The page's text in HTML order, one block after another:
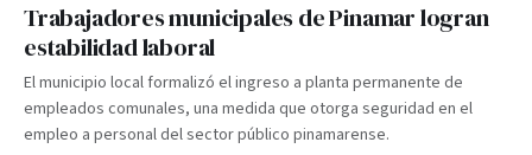
Trabajadores municipales de Pinamar logran
estabilidad laboral
El municipio local formalizó el ingreso a planta permanente de
empleados comunales, una medida que otorga seguridad en el
empleo a personal del sector público pinamarense.